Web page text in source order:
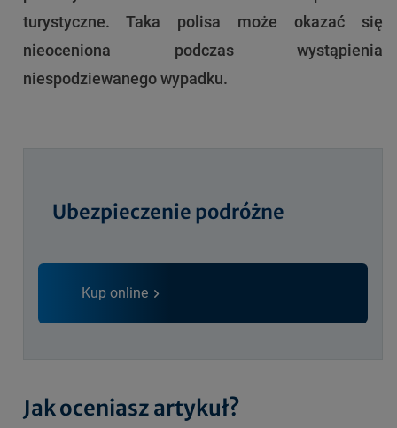
turystyczne. Taka polisa może okazać się
nieoceniona podczas wystąpienia
niespodziewanego wypadku.
Ubezpieczenie podróżne
Kup online
Jak oceniasz artykuł?